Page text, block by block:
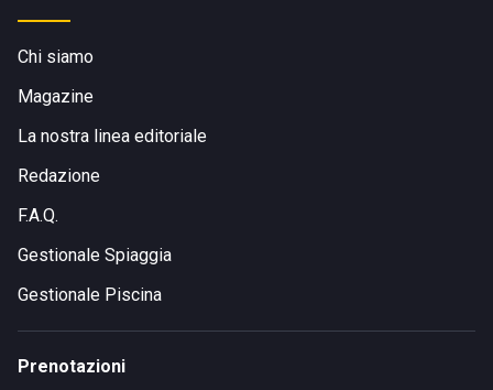
Chi siamo
Magazine
La nostra linea editoriale
Redazione
F.A.Q.
Gestionale Spiaggia
Gestionale Piscina
Prenotazioni